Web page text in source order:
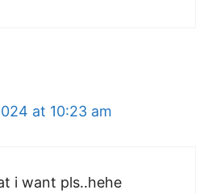
at 10:23 am
i want pls..hehe